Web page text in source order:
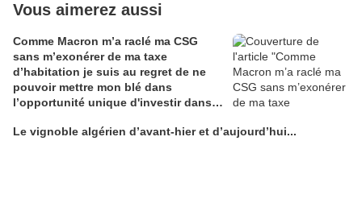
Vous aimerez aussi
Comme Macron m’a raclé ma CSG
sans m’exonérer de ma taxe
d’habitation je suis au regret de ne
pouvoir mettre mon blé dans
l’opportunité unique d'investir dans
Alain Edouard
Le vignoble algérien d’avant-hier et d’aujourd’hui...